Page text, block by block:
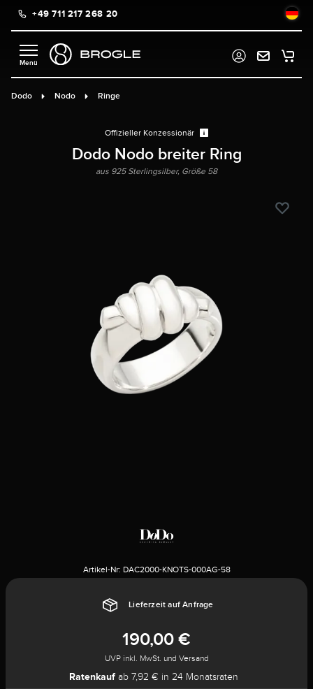
springen
+49 711 217 268 20
Dodo Nodo Ringe
Offizieller Konzessionär
Dodo Nodo breiter Ring
aus 925 Sterlingsilber, Größe 58
Artikel-Nr: DAC2000-KNOTS-000AG-58
Lieferzeit auf Anfrage
190,00 €
UVP inkl. MwSt. und Versand
Ratenkauf ab 7,92 € in 24 Monatsraten